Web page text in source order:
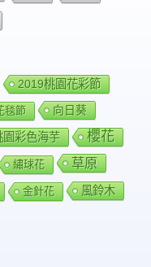
2019桃園花彩節
毯節 向日葵
園彩色海芋 櫻花
繡球花 草原
金針花 風鈴木